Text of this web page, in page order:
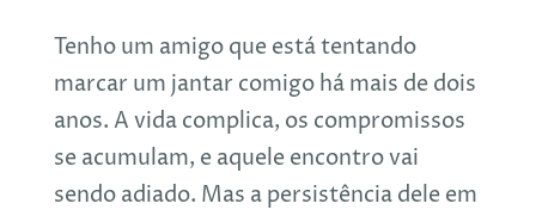
Tenho um amigo que está tentando
marcar um jantar comigo há mais de dois
anos. A vida complica, os compromissos
se acumulam, e aquele encontro vai
sendo adiado. Mas a persistência dele em